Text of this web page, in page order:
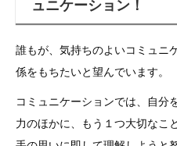
ュニケーション！
誰もが、気持ちのよいコミュニ
係をもちたいと望んでいます。
コミュニケーションでは、自分
力のほかに、もう１つ大切なこ